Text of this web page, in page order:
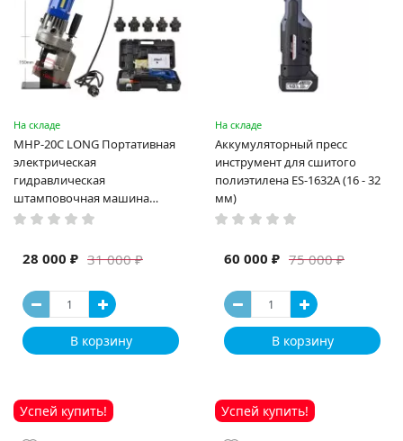
На складе
MHP-20C LONG Портативная
электрическая
гидравлическая
штамповочная машина
высокая мощность и мощный
машина
31 000 ₽
28 000 ₽
В корзину
На складе
Аккумуляторный пресс
инструмент для сшитого
полиэтилена ES-1632A (16 - 32
мм)
75 000 ₽
60 000 ₽
В корзину
Успей купить! Успей купить!